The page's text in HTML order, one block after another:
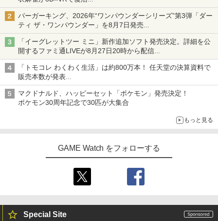
発売から2週間は20%オフになるセールが実施
バーガーキング、2026年“ワンパウンダーシリーズ”第3弾「ダー
ティ ザ・ワンパウンダー」を8月7日発売
「特製ガーリックマヨソース」を使用した超大型チーズバーガー
「イーグレットツー ミニ」新作追加ソフト発売決定。詳細を公
開するファミ通LIVEが8月27日20時から配信
シリーズ累計100タイトルへ
「トモコレ わくわく生活」は約800万本！ 任天堂の決算資料で
販売本数が発表
「ぽこポケ」は127万本に
マクドナルド、ハッピーセット「ポケモン」発売決定！
ポケモン30周年記念で30匹が大集合
もっと見る
GAME Watch をフォローする
Special Site